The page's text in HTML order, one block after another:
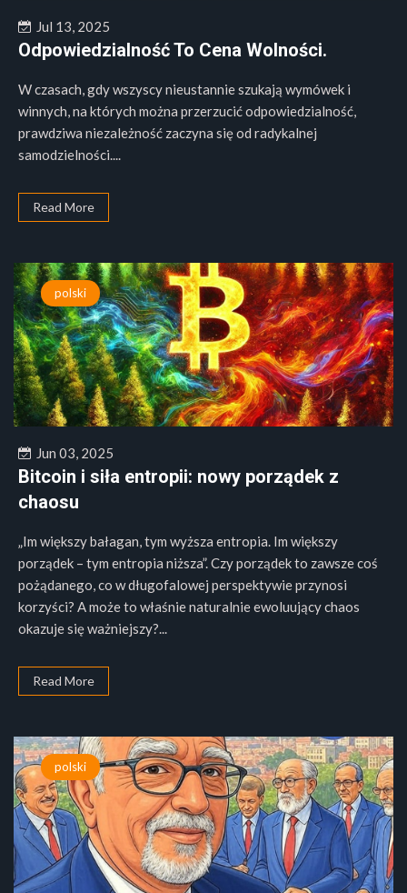
Jul 13, 2025
Odpowiedzialność To Cena Wolności.
W czasach, gdy wszyscy nieustannie szukają wymówek i
winnych, na których można przerzucić odpowiedzialność,
prawdziwa niezależność zaczyna się od radykalnej
samodzielności....
Read More
polski
Jun 03, 2025
Bitcoin i siła entropii: nowy porządek z
chaosu
„Im większy bałagan, tym wyższa entropia. Im większy
porządek – tym entropia niższa”. Czy porządek to zawsze coś
pożądanego, co w długofalowej perspektywie przynosi
korzyści? A może to właśnie naturalnie ewoluujący chaos
okazuje się ważniejszy?...
Read More
polski